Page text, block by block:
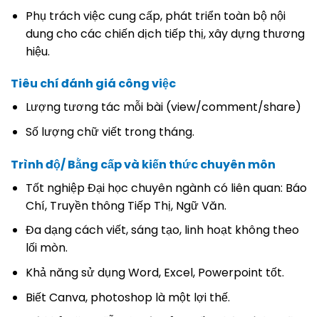
Phụ trách việc cung cấp, phát triển toàn bộ nội
dung cho các chiến dịch tiếp thị, xây dựng thương
hiệu.
Tiêu chí đánh giá công việc
Lượng tương tác mỗi bài (view/comment/share)
Số lượng chữ viết trong tháng.
Trình độ/ Bằng cấp và kiến thức chuyên môn
Tốt nghiệp Đại học chuyên ngành có liên quan: Báo
Chí, Truyền thông Tiếp Thị, Ngữ Văn.
Đa dạng cách viết, sáng tạo, linh hoạt không theo
lối mòn.
Khả năng sử dụng Word, Excel, Powerpoint tốt.
Biết Canva, photoshop là một lợi thế.